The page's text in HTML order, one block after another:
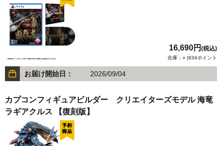
16,690円 (税込)
在庫：○ |834ポイント
お届け開始日： 2026/09/04
カプコンフィギュアビルダー クリエイターズモデル 海竜
ラギアクルス 【復刻版】